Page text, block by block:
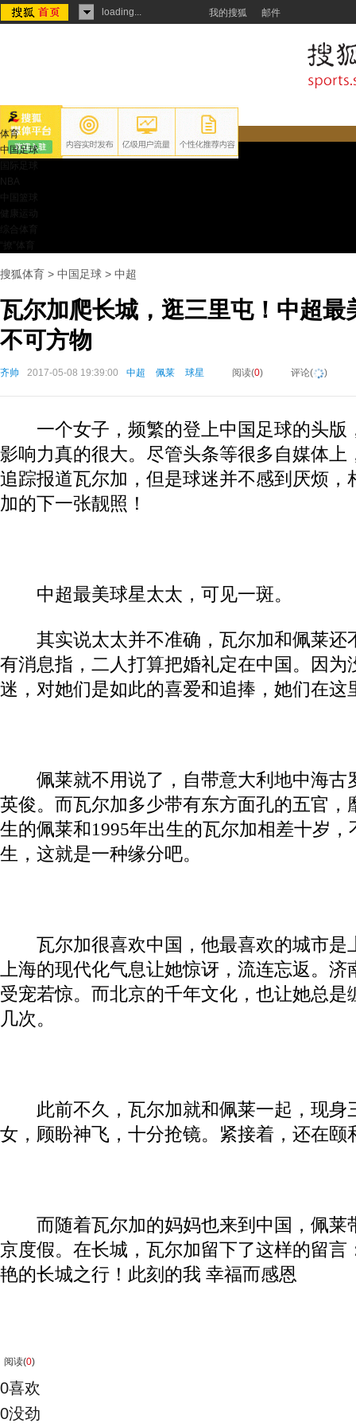
loading... 我的搜狐 邮件
体育
中国足球
健康运动
搜狐体育 > 中国足球 > 中超
瓦尔加爬长城，逛三里屯！中超最
不可方物
齐帅 2017-05-08 19:39:00 中超 佩莱 球星 阅读(0) 评论( )
一个女子，频繁的登上中国足球的头版
影响力真的很大。尽管头条等很多自媒体上
追踪报道瓦尔加，但是球迷并不感到厌烦，
加的下一张靓照！
中超最美球星太太，可见一斑。
其实说太太并不准确，瓦尔加和佩莱还
有消息指，二人打算把婚礼定在中国。因为
迷，对她们是如此的喜爱和追捧，她们在这
佩莱就不用说了，自带意大利地中海古
英俊。而瓦尔加多少带有东方面孔的五官，
生的佩莱和1995年出生的瓦尔加相差十岁
生，这就是一种缘分吧。
瓦尔加很喜欢中国，他最喜欢的城市是
上海的现代化气息让她惊讶，流连忘返。
受宠若惊。而北京的千年文化，也让她总是
几次。
此前不久，瓦尔加就和佩莱一起，现身
女，顾盼神飞，十分抢镜。紧接着，还在颐
而随着瓦尔加的妈妈也来到中国，佩莱
京度假。在长城，瓦尔加留下了这样的留言
艳的长城之行！ 此刻的我 幸福而感恩
阅读(0)
0喜欢
0没劲